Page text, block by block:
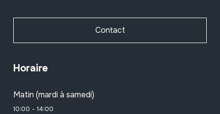
Contact
Horaire
Matin (mardi à samedi)
10:00 - 14:00